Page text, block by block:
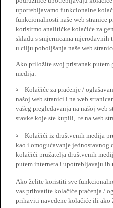
upotrebljavamo funkcionalne
funkcionalnosti naše web stranice
korisitmo analitičke kolačiće za
skladu s smjernicama
u cilju poboljšanja naše web
Ako priložite svoj pristanak putem
medija:
Kolačiće za praćenje /
našoj web stranici i na web
vašeg pregledavanja na našoj
stavke koje ste kupili, te na web
Kolačići iz društvenih medija
kao i omogućavanje jednostavnog
kolačići pružatelja društvenih
putem interneta i upotrebljavaju ih
Ako želite koristiti sve
vas prihvatite kolačiće praćenja /
prihaviti navedene kolačiće ili ako